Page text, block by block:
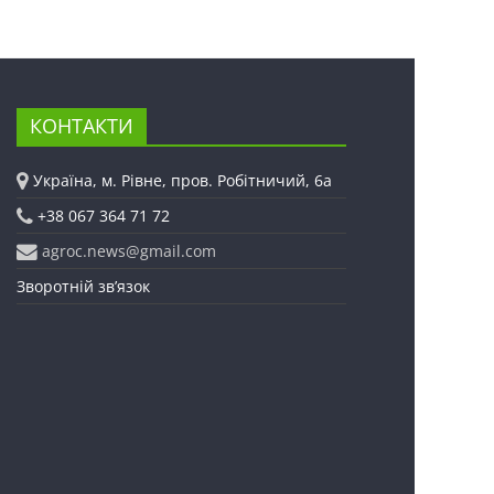
КОНТАКТИ
Україна, м. Рівне, пров. Робітничий, 6а
+38 067 364 71 72
agroc.news@gmail.com
Зворотній зв’язок